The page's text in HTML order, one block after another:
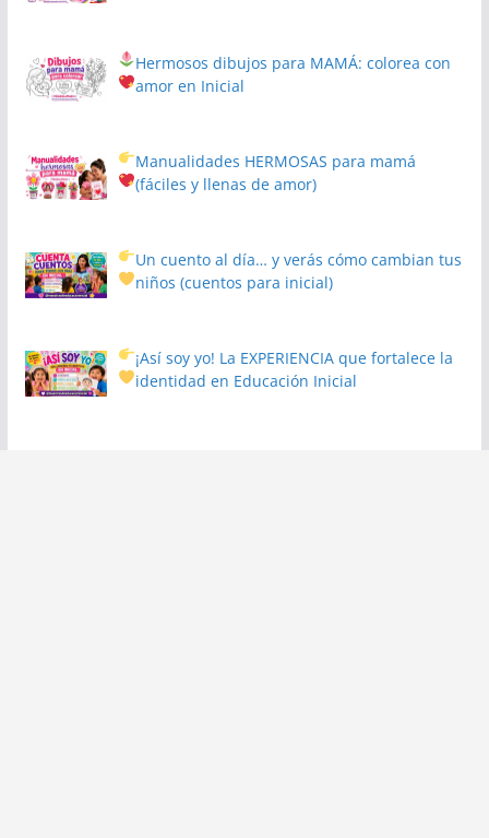
Hermosos dibujos para MAMÁ: colorea con
amor en Inicial
Manualidades HERMOSAS para mamá
(fáciles y llenas de amor)
Un cuento al día… y verás cómo cambian tus
niños(cuentos para inicial)
¡Así soy yo! La EXPERIENCIA que fortalece la
identidad en Educación Inicial